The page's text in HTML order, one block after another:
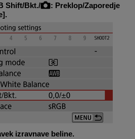
Shift/Bkt./ : Preklop/Zaporedje
].
izravnave beline.